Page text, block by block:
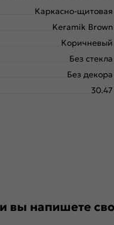
Каркасно-щитовая
Keramik Brown
Коричневый
Без стекла
Без декора
30.47
напишете